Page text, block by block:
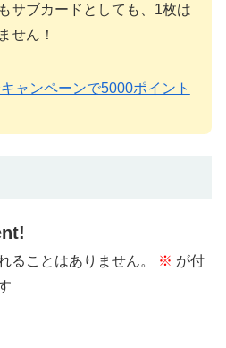
サブカードとしても、1枚は
せん！
ャンペーンで5000ポイント
ることはありません。 ※ が付